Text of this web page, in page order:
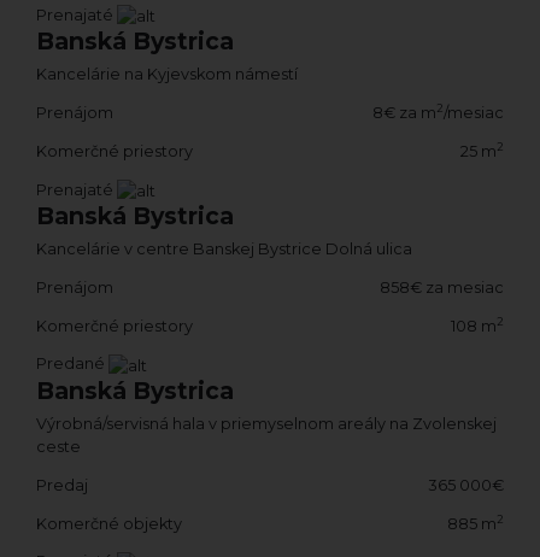
Prenajaté
Banská Bystrica
Kancelárie na Kyjevskom námestí
Prenájom 8€ za m2/mesiac
Komerčné priestory 25 m2
Prenajaté
Banská Bystrica
Kancelárie v centre Banskej Bystrice Dolná ulica
Prenájom 858€ za mesiac
Komerčné priestory 108 m2
Predané
Banská Bystrica
Výrobná/servisná hala v priemyselnom areály na Zvolenskej
ceste
Predaj 365 000€
Komerčné objekty 885 m2